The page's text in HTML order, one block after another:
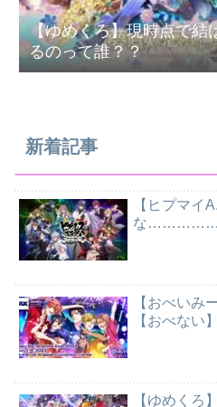
【ゆめくろ】現時点で結
るのって誰？？
新着記事
【ヒプマイ
な
【おべいみ
【おべない】
【ゆめくろ